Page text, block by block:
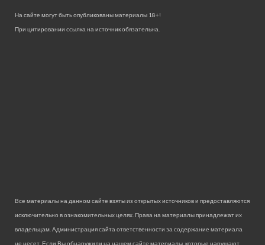
На сайте могут быть опубликованы материалы 18+!
При цитировании ссылка на источник обязательна.
Все материалы на данном сайте взяты из открытых источников и предоставляются
исключительно в ознакомительных целях. Права на материалы принадлежат их
владельцам. Администрация сайта ответственности за содержание материала
не несет. Если Вы обнаружили на нашем сайте материалы, которые нарушают